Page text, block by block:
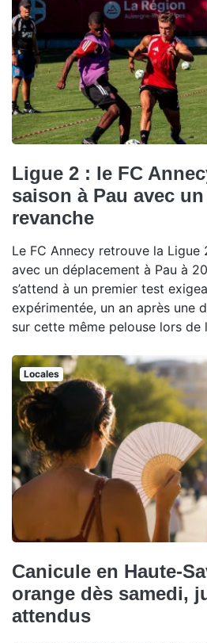
Ligue 2 : le FC
saison à Pau avec
revanche
Le FC Annecy retrouve la Ligue
avec un déplacement à Pau à
s’attend à un premier test
expérimentée, un an après une
sur cette même pelouse lors de
Locales
Canicule en Haute-
orange dès samedi,
attendus